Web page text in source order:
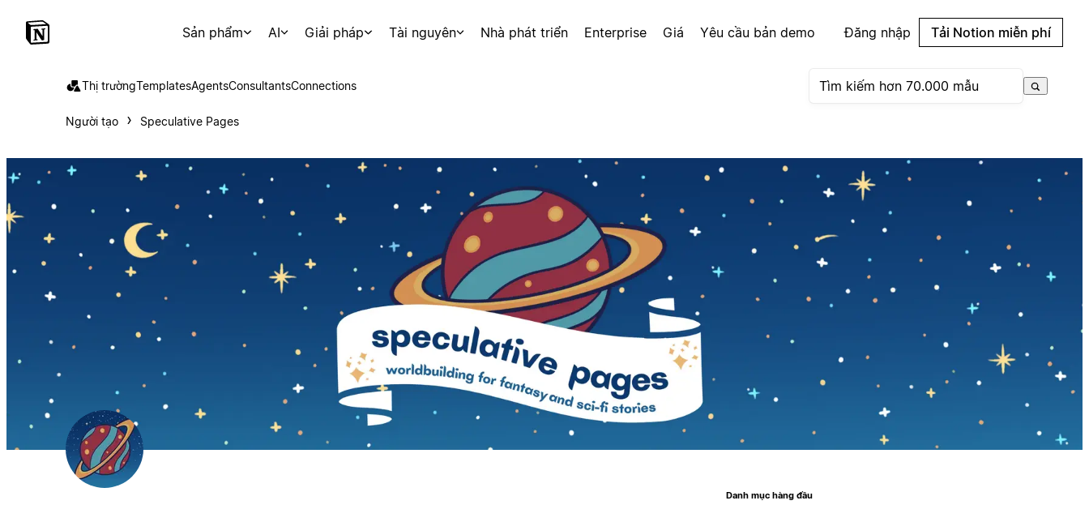
Sản phẩm AI Giải pháp Tài nguyên Nhà phát triển Enterprise Giá Yêu cầu bản demo Đăng nhập Tải Notion miễn phí
Thị trườngTemplatesAgentsConsultantsConnections
Người tạo Speculative Pages
Danh mục hàng đầu